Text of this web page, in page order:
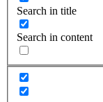
Search in title
Search in content